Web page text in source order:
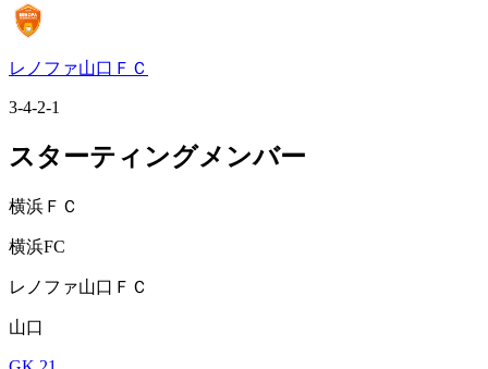
レノファ山口ＦＣ
3-4-2-1
スターティングメンバー
横浜ＦＣ
横浜FC
レノファ山口ＦＣ
山口